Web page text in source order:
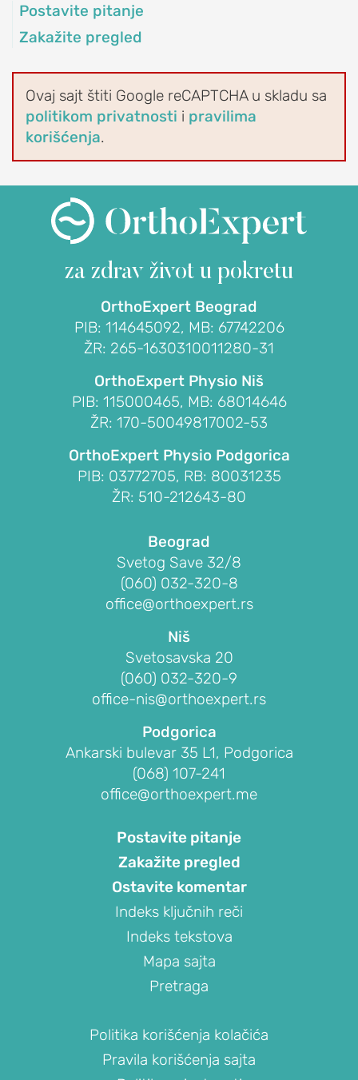
peti
(petni
plantarni
fascitis)
Deformiteti
prstiju
stopala
Ukočen
palac
(hallux
rigidus)
Mortonov
Haglundova
Prelom
skočnog
OBOLJENJA
Bolovi
Spondiloliza
Postavite pitanje
Zakažite pregled
Ovaj sajt štiti Google reCAPTCHA u skladu sa
politikom privatnosti i pravilima
korišćenja.
za zdrav život u pokretu
OrthoExpert Beograd
PIB: 114645092, MB: 67742206
ŽR: 265-1630310011280-31
OrthoExpert Physio Niš
PIB: 115000465, MB: 68014646
ŽR: 170-50049817002-53
OrthoExpert Physio Podgorica
PIB: 03772705, RB: 80031235
ŽR: 510-212643-80
Beograd
Svetog Save 32/8
(060) 032-320-8
office@orthoexpert.rs
Niš
Svetosavska 20
(060) 032-320-9
office-nis@orthoexpert.rs
Podgorica
Ankarski bulevar 35 L1, Podgorica
(068) 107-241
office@orthoexpert.me
Postavite pitanje
Zakažite pregled
Ostavite komentar
Indeks ključnih reči
Indeks tekstova
Mapa sajta
Pretraga
Politika korišćenja kolačića
Pravila korišćenja sajta